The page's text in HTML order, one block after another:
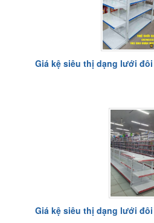
Giá kệ siêu thị dạng lưới đôi
Giá kệ siêu thị dạng lưới đôi